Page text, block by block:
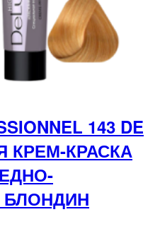
143 DE
КРЕМ-КРАСКА